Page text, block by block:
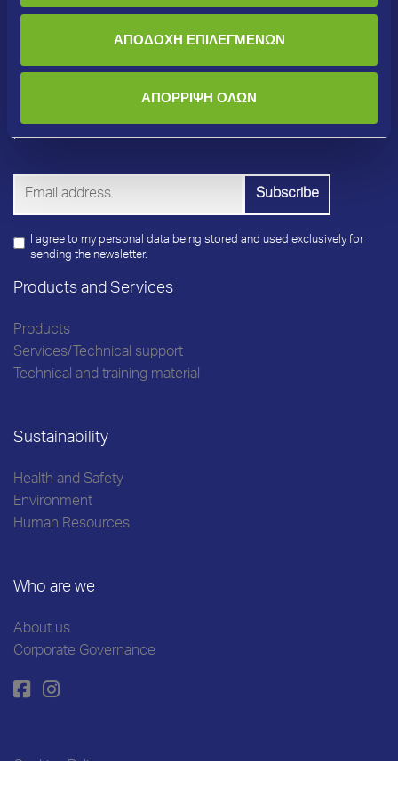
ΑΠΟΔΟΧΗ ΕΠΙΛΕΓΜΕΝΩΝ
ΑΠΟΡΡΙΨΗ ΟΛΩΝ
Newsletter
I agree to my personal data being stored and used exclusively for
sending the newsletter.
Products and Services
Products
Services/Technical support
Technical and training material
Sustainability
Health and Safety
Environment
Human Resources
Who are we
About us
Corporate Governance